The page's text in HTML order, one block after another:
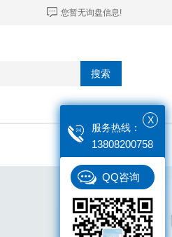
您暂无询盘信息!
搜索
联系我们
X
服务热线：
13808200758
QQ咨询